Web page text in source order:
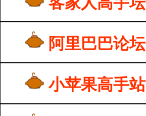
阿里巴巴论坛
小苹果高手站